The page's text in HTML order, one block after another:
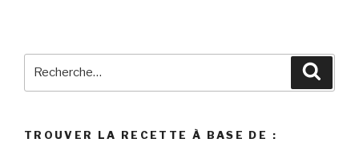
TROUVER LA RECETTE À BASE DE :